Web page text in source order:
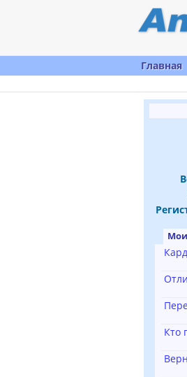
Главная
Кто